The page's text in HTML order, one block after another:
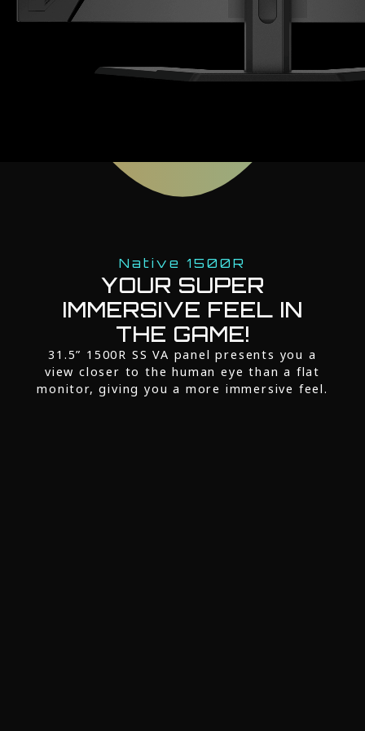
Native 1500R
YOUR SUPER
IMMERSIVE FEEL IN
THE GAME!
31.5” 1500R SS VA panel presents you a
view closer to the human eye than a flat
monitor, giving you a more immersive feel.